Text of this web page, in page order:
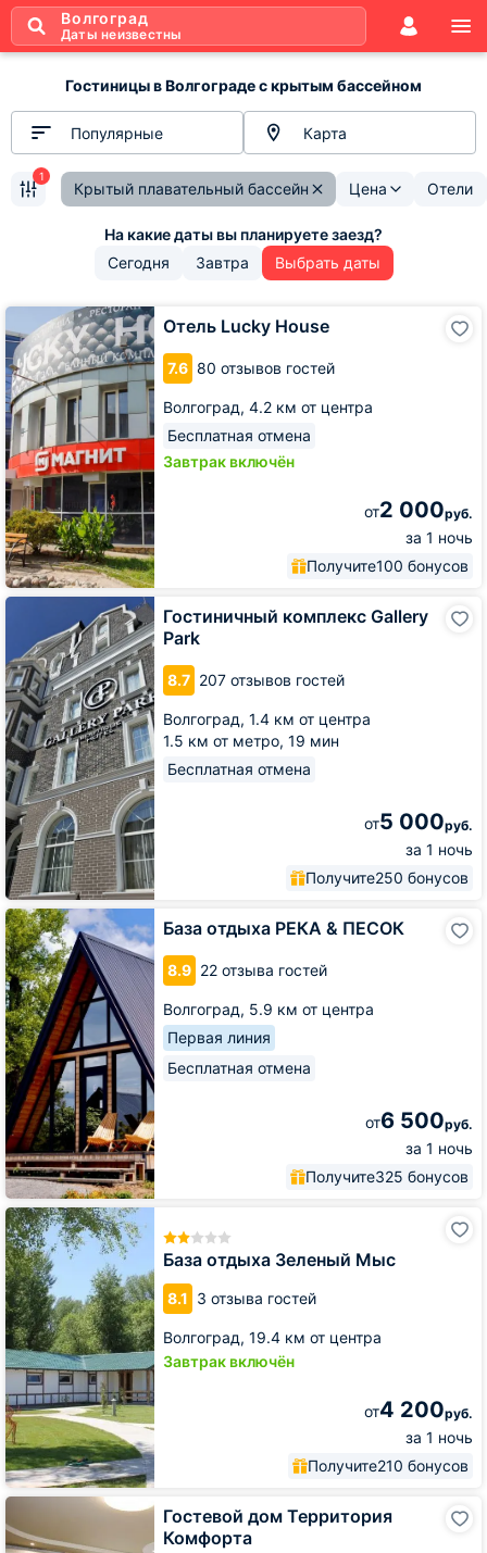
Волгоград
Даты неизвестны
Гостиницы в Волгограде с крытым бассейном
Популярные Карта
Крытый плавательный бассейн Цена Отели
1
Сегодня Завтра Выбрать даты
Отель Lucky House
7.6 80 отзывов гостей
Волгоград, 4.2 км от центра
Бесплатная отмена
Завтрак включён
от2 000руб.
за 1 ночь
Получите100 бонусов
Отель
Lucky
House
Гостиничный комплекс Gallery
Park
8.7 207 отзывов гостей
Волгоград, 1.4 км от центра
1.5 км от метро, 19 мин
Бесплатная отмена
от5 000руб.
за 1 ночь
Получите250 бонусов
Гостиничный
Gallery
Park
База отдыха РЕКА & ПЕСОК
8.9 22 отзыва гостей
Волгоград, 5.9 км от центра
Первая линия
Бесплатная отмена
от6 500руб.
за 1 ночь
Получите325 бонусов
База
отдыха
РЕКА
&
ПЕСОК
База отдыха Зеленый Мыс
8.1 3 отзыва гостей
Волгоград, 19.4 км от центра
Завтрак включён
от4 200руб.
за 1 ночь
Получите210 бонусов
База
отдыха
Зеленый
Мыс
Гостевой дом Территория
Комфорта
Гостевой
дом
Территория